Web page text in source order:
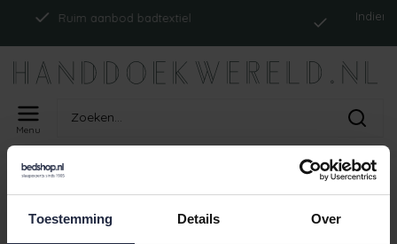
Toestemming Details Over
Ruim aanbod badtextiel Indien op
Menu
Home
PRODUCTEN GETAGD MET
ISM_ABYSSEMSERTP_ZILVER